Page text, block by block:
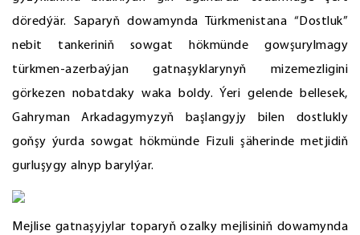
döredýär. Saparyň dowamynda Türkmenistana “Dostluk”
nebit tankeriniň sowgat hökmünde gowşurylmagy
türkmen-azerbaýjan gatnaşyklarynyň mizemezligini
görkezen nobatdaky waka boldy. Ýeri gelende bellesek,
Gahryman Arkadagymyzyň başlangyjy bilen dostlukly
goňşy ýurda sowgat hökmünde Fizuli şäherinde metjidiň
gurluşygy alnyp barylýar.
Mejlise gatnaşyjylar toparyň ozalky mejlisiniň dowamynda